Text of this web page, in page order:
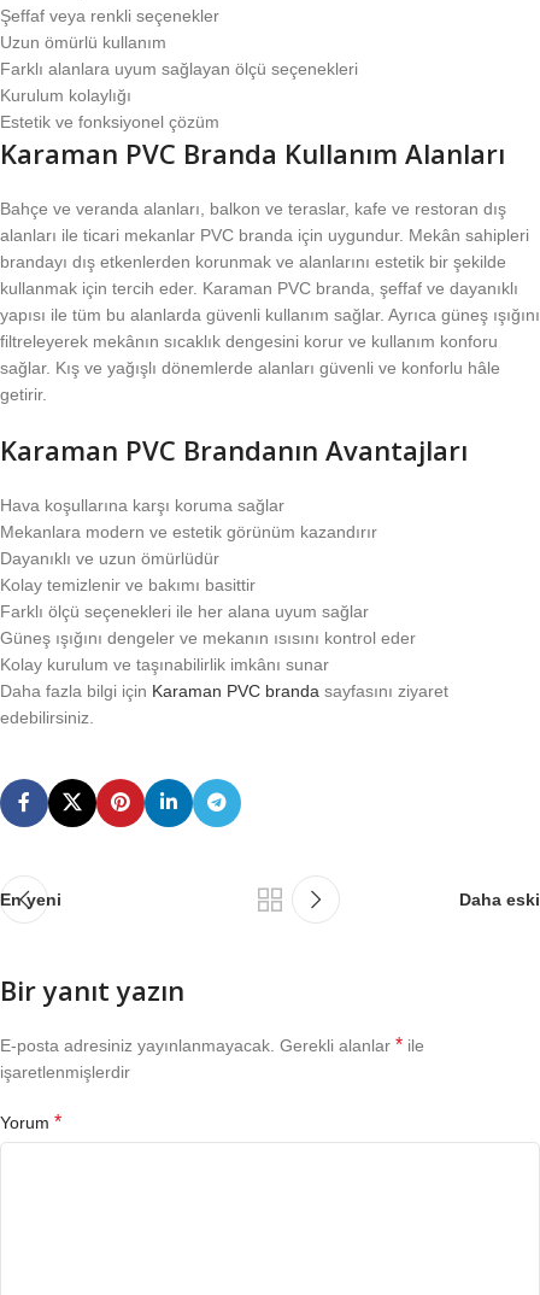
Şeffaf veya renkli seçenekler
Uzun ömürlü kullanım
Farklı alanlara uyum sağlayan ölçü seçenekleri
Kurulum kolaylığı
Estetik ve fonksiyonel çözüm
Karaman PVC Branda Kullanım Alanları
Bahçe ve veranda alanları, balkon ve teraslar, kafe ve restoran dış
alanları ile ticari mekanlar PVC branda için uygundur. Mekân sahipleri
brandayı dış etkenlerden korunmak ve alanlarını estetik bir şekilde
kullanmak için tercih eder. Karaman PVC branda, şeffaf ve dayanıklı
yapısı ile tüm bu alanlarda güvenli kullanım sağlar. Ayrıca güneş ışığını
filtreleyerek mekânın sıcaklık dengesini korur ve kullanım konforu
sağlar. Kış ve yağışlı dönemlerde alanları güvenli ve konforlu hâle
getirir.
Karaman PVC Brandanın Avantajları
Hava koşullarına karşı koruma sağlar
Mekanlara modern ve estetik görünüm kazandırır
Dayanıklı ve uzun ömürlüdür
Kolay temizlenir ve bakımı basittir
Farklı ölçü seçenekleri ile her alana uyum sağlar
Güneş ışığını dengeler ve mekanın ısısını kontrol eder
Kolay kurulum ve taşınabilirlik imkânı sunar
Daha fazla bilgi için Karaman PVC branda sayfasını ziyaret
edebilirsiniz.
En yeni Daha eski
Bir yanıt yazın
E-posta adresiniz yayınlanmayacak. Gerekli alanlar * ile
işaretlenmişlerdir
Yorum *